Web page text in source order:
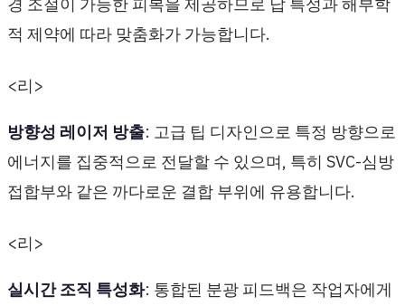
적 제약에 따라 맞춤화가 가능합니다.
<리>
방향성 레이저 방출: 고급 팁 디자인으로 특정 방향으로
에너지를 집중적으로 전달할 수 있으며, 특히 SVC-심방
접합부와 같은 까다로운 결합 부위에 유용합니다.
<리>
실시간 조직 특성화: 통합된 분광 피드백은 작업자에게